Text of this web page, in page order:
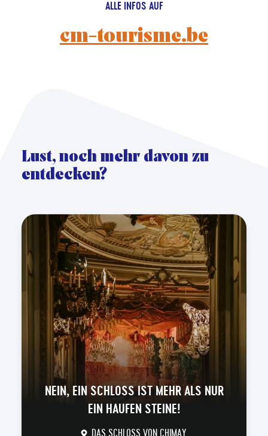
ALLE INFOS AUF
cm-tourisme.be
Lust, noch mehr davon zu
entdecken?
NEIN, EIN SCHLOSS IST MEHR ALS NUR
EIN HAUFEN STEINE!
DAS SCHLOSS VON CHIMAY